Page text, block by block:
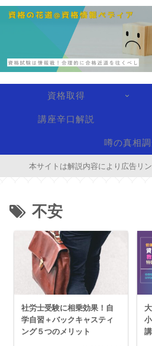
資格取得
講座辛口解説
噂の真相
本サイトは解説内容により広告リ
不安
社労士受験に相乗効果！自
学自習＋バックキャスティ
ング５つのメリット